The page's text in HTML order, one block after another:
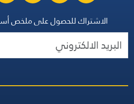
الاشتراك للحصول على ملخص